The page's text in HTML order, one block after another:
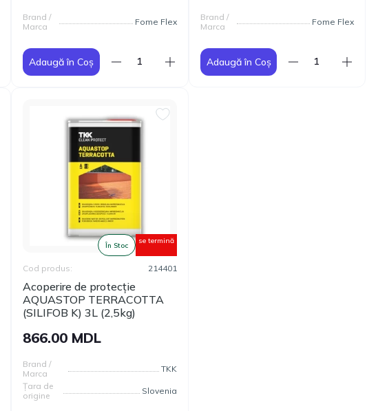
Brand /
Marca
Fome Flex
Adaugă în Coș
Brand /
Marca
Fome Flex
Adaugă în Coș
În Stoc
se termină
Acoperire de protecție
AQUASTOP TERRACOTTA
(SILIFOB K) 3L (2,5kg)
Cod produs: 214401
866.00 MDL
Brand /
Marca
TKK
Țara de
origine
Slovenia